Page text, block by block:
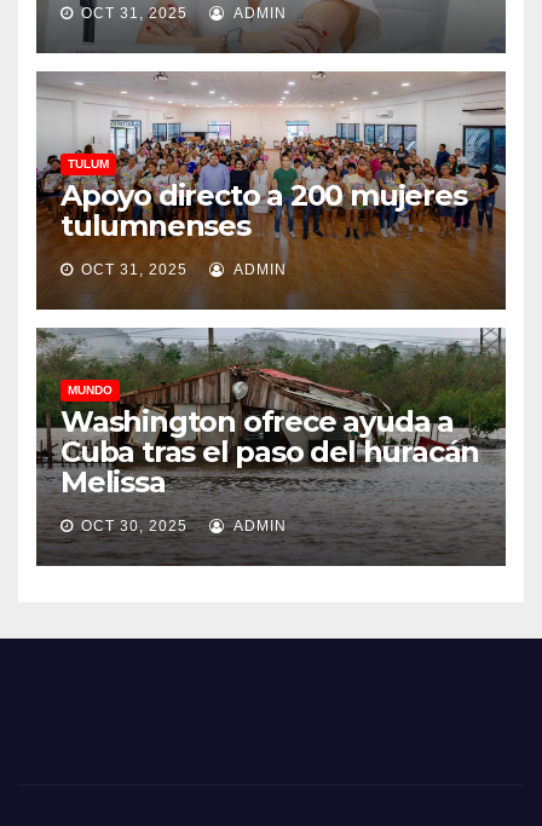
OCT 31, 2025 ADMIN
TULUM
Apoyo directo a 200 mujeres
tulumnenses
OCT 31, 2025 ADMIN
MUNDO
Washington ofrece ayuda a
Cuba tras el paso del huracán
Melissa
OCT 30, 2025 ADMIN